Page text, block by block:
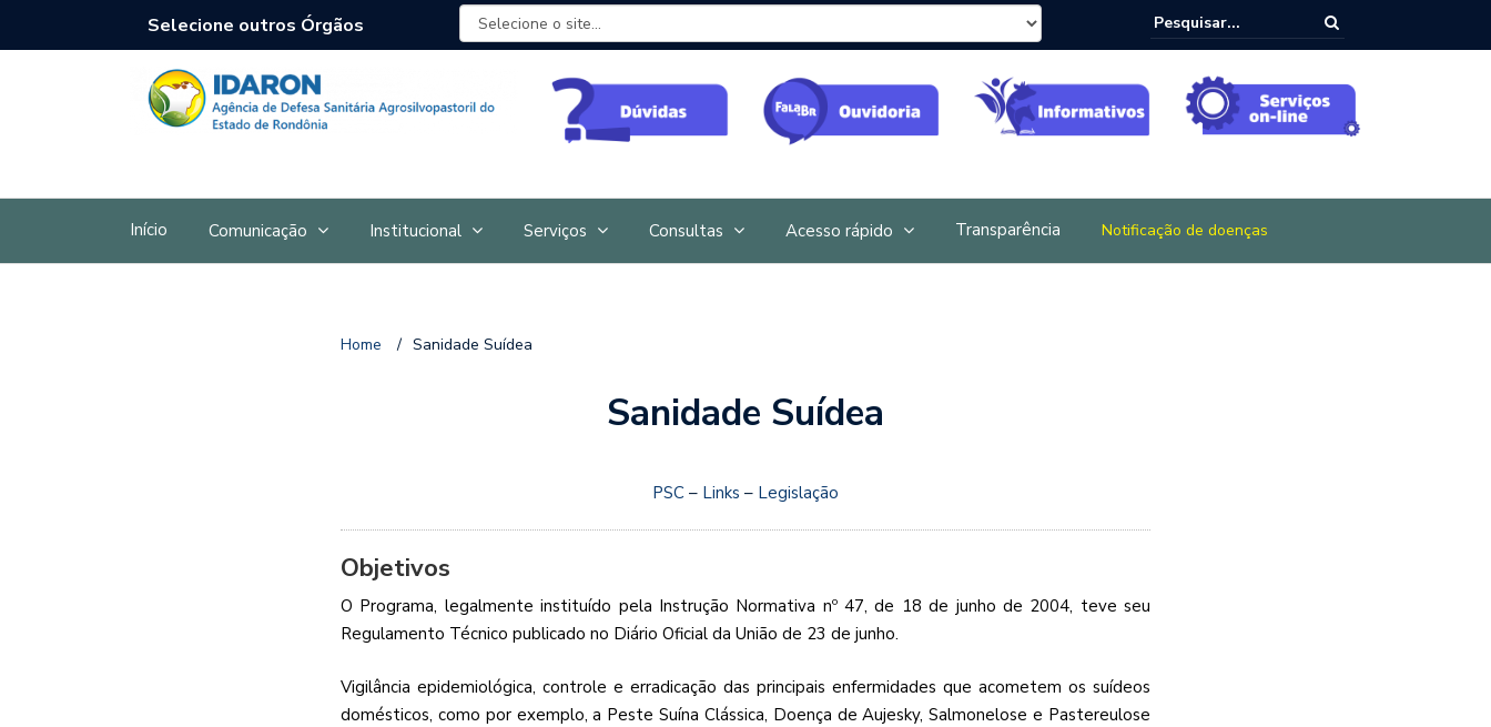
Selecione outros Órgãos
Início Comunicação Institucional Serviços Consultas Acesso rápido Transparência Notificação de doenças
Home / Sanidade Suídea
Sanidade Suídea
PSC – Links – Legislação
Objetivos
O Programa, legalmente instituído pela Instrução Normativa nº 47, de 18 de junho de 2004, teve seu
Regulamento Técnico publicado no Diário Oficial da União de 23 de junho.
Vigilância epidemiológica, controle e erradicação das principais enfermidades que acometem os suídeos
domésticos, como por exemplo, a Peste Suína Clássica, Doença de Aujesky, Salmonelose e Pastereulose